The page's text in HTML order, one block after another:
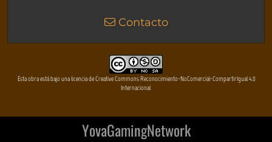
Contacto
Esta obra está bajo una licencia de Creative Commons Reconocimiento-NoComercial-CompartirIgual 4.0
Internacional
YovaGamingNetwork